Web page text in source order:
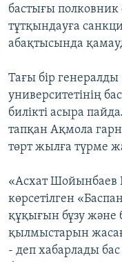
бастығы
тұтқындауға
абақтысында
Тағы бір
университетінің
билікті асыра
тапқан Ақмола
төрт жылға түрме
«Асхат Шойынбаев
көрсетілген
құқығын бұзу және
қылмыстарын
- деп хабарлады